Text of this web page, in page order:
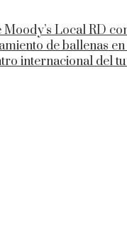
Local RD
de ballenas
internacional del